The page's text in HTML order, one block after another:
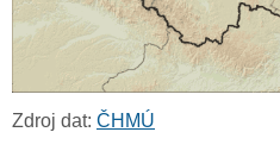
Zdroj dat: ČHMÚ